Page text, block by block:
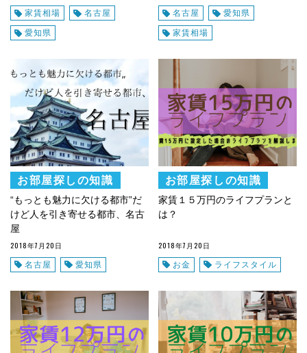
家賃相場 名古屋
愛知県
名古屋 愛知県
家賃相場
お部屋探しの知識
“もっとも魅力に欠ける都市”だ
けど人を引き寄せる都市、名古
屋
2018年7月20日
名古屋 愛知県
お部屋探しの知識
家賃１５万円のライフプランと
は？
2018年7月20日
お金 ライフスタイル